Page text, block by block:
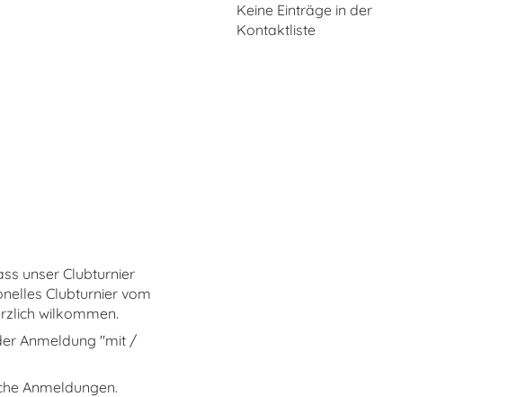
unser Clubturnier
Clubturnier vom
wilkommen.
Anmeldung "mit /
Anmeldungen.
Keine Einträge in der
Kontaktliste